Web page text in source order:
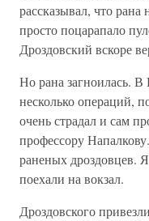
рассказывал, что
просто поцарапало
Дроздовский вскоре
Но рана загноилась. В
несколько операций,
очень страдал и сам
профессору
раненых дроздовцев.
поехали на вокзал.
Дроздовского